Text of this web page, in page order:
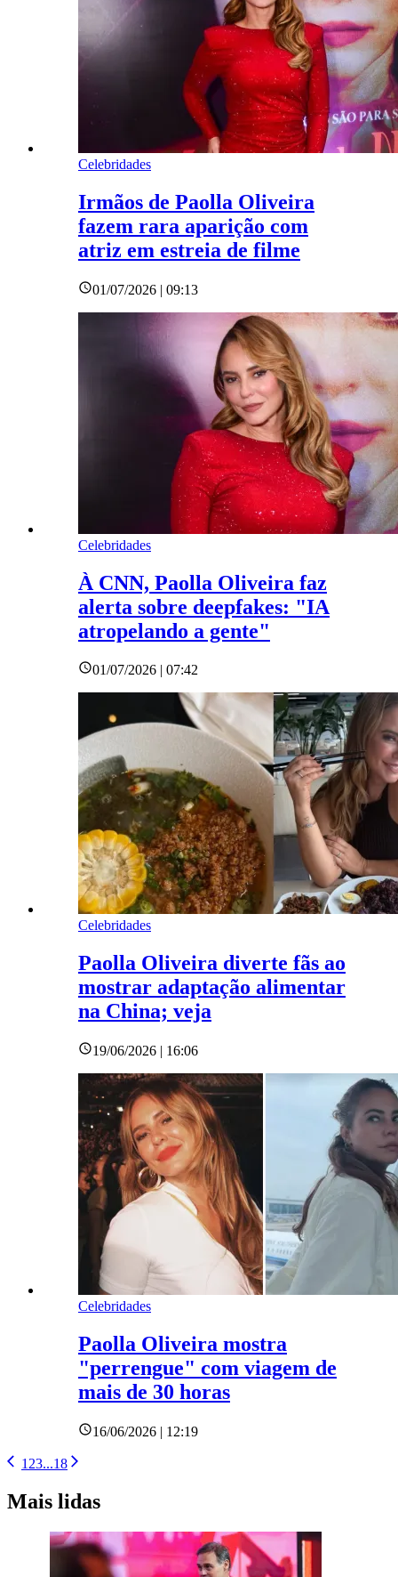
Celebridades
Irmãos de Paolla Oliveira
fazem rara aparição com
atriz em estreia de filme
01/07/2026 | 09:13
Celebridades
À CNN, Paolla Oliveira faz
alerta sobre deepfakes: "IA
atropelando a gente"
01/07/2026 | 07:42
Celebridades
Paolla Oliveira diverte fãs ao
mostrar adaptação alimentar
na China; veja
19/06/2026 | 16:06
Celebridades
Paolla Oliveira mostra
"perrengue" com viagem de
mais de 30 horas
16/06/2026 | 12:19
1 23...18
Mais lidas